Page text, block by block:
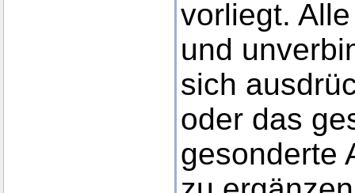
vorliegt.
und
sich
oder das
gesonderte